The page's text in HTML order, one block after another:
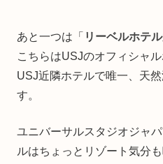
あと一つは「 リーベルホテ
こちらはUSJのオフィシャ
USJ近隣ホテルで唯一、天
す。
ユニバーサルスタジオジャ
ルはちょっとリゾート気分